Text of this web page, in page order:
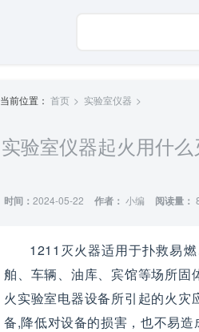
当前位置： 首页 实验室仪器
实验室仪器起火用什
时间： 2024-05-22 作者： 小编 阅读量：
1211灭火器适用于扑救易
舶、车辆、油库、宾馆等场所固
火实验室电器设备所引起的火
备,降低对设备的损害，也不易